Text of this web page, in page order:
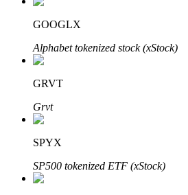
Bitrue-partners
GOOGLX
Alphabet tokenized stock (xStock)
GRVT
Grvt
SPYX
SP500 tokenized ETF (xStock)